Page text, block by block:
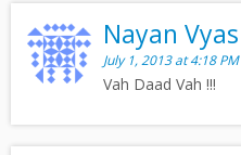
Nayan Vyas
July 1, 2013 at 4:18 PM
Vah Daad Vah !!!